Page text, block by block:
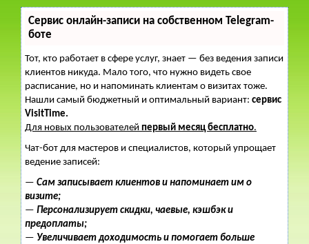
Сервис онлайн-записи на собственном Telegram-
боте
Тот, кто работает в сфере услуг, знает — без ведения записи
клиентов никуда. Мало того, что нужно видеть свое
расписание, но и напоминать клиентам о визитах тоже.
Нашли самый бюджетный и оптимальный вариант: сервис
VisitTime.
Для новых пользователей первый месяц бесплатно.
Чат-бот для мастеров и специалистов, который упрощает
ведение записей:
— Сам записывает клиентов и напоминает им о
визите;
— Персонализирует скидки, чаевые, кэшбэк и
предоплаты;
— Увеличивает доходимость и помогает больше